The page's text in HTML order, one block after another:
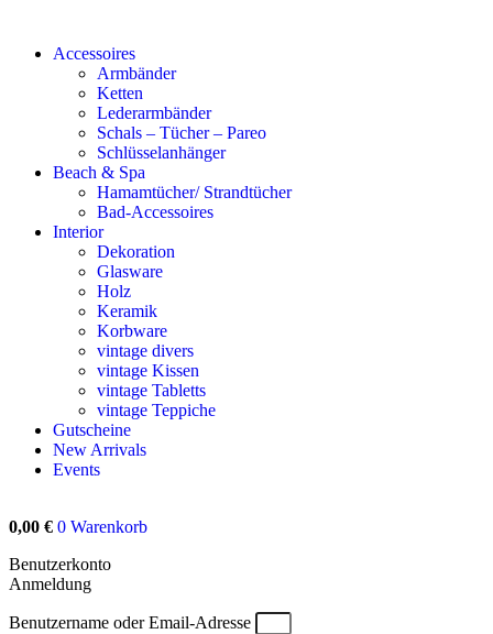
Accessoires
Armbänder
Ketten
Lederarmbänder
Schals – Tücher – Pareo
Schlüsselanhänger
Beach & Spa
Hamamtücher/ Strandtücher
Bad-Accessoires
Interior
Dekoration
Glasware
Holz
Keramik
Korbware
vintage divers
vintage Kissen
vintage Tabletts
vintage Teppiche
Gutscheine
New Arrivals
Events
0,00 € 0 Warenkorb
Benutzerkonto
Anmeldung
Benutzername oder Email-Adresse